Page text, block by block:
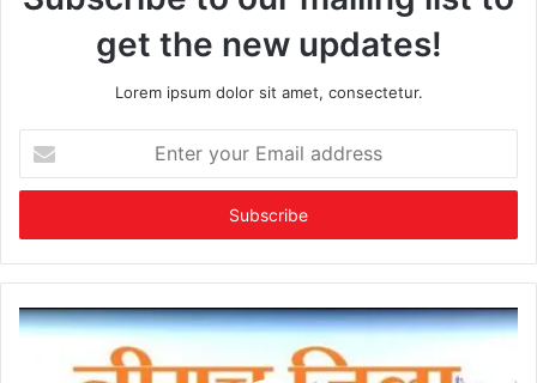
get the new updates!
Lorem ipsum dolor sit amet, consectetur.
your
Email